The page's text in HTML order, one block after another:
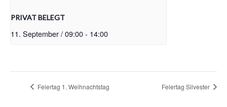
PRIVAT BELEGT
11. September / 09:00- 14:00
Feiertag 1. Weihnachtstag Feiertag Silvester